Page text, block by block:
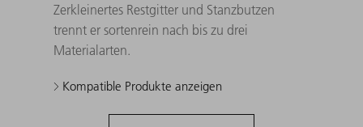
Zerkleinertes Restgitter und Stanzbutzen
trennt er sortenrein nach bis zu drei
Materialarten.
Kompatible Produkte anzeigen